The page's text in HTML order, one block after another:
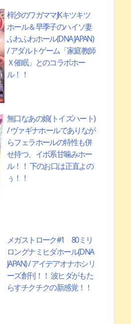
梓沙のワガママJKキツキツ
ホール＆早季子のハイソ妻
ふわふわホール(DNA JAPAN)
/ アダルトゲーム「家庭教師
Ｘ催眠」とのコラボホー
ル！！
無口なあの娘(トイズハート)
/ ヴァギナホールでありなが
らフェラホールの特性も併
せ持つ、イボ系甘噛みホー
ル！！ 下のお口は正直よの
ぅ！！
メガストローク#1 80ミリ
ロングナミヒダホール(DNA
JAPAN) / アイデアオナホシリ
ーズ創刊！！ 波ヒダがもた
らすチクチクの新感覚！！